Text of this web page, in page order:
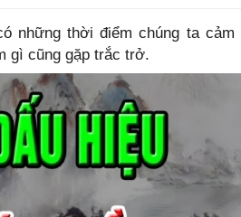
những thời điểm chúng ta
gì cũng gặp trắc trở.